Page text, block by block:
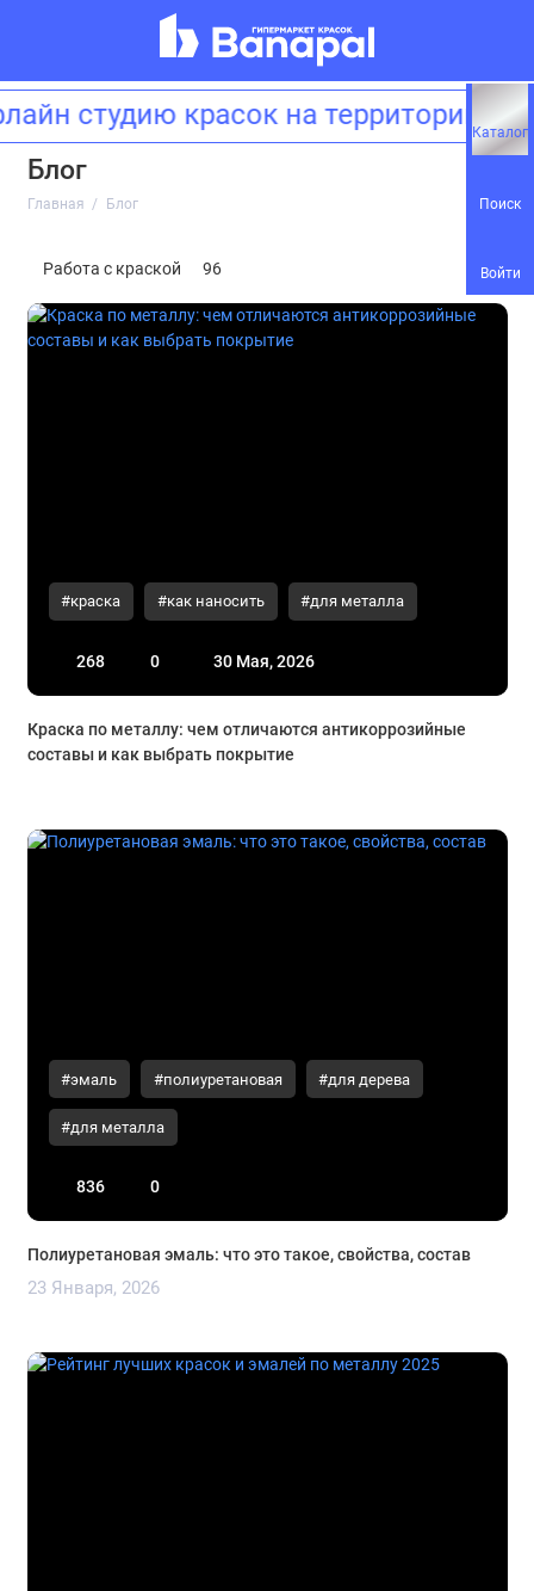
Каталог
Поиск
Войти
студию красок на
Блог
Главная Блог
Работа с краской 96
#краска #как наносить #для металла
268 0 30 Мая, 2026
Краска по металлу: чем отличаются антикоррозийные
составы и как выбрать покрытие
#эмаль #полиуретановая #для дерева
#для металла
836 0
Полиуретановая эмаль: что это такое, свойства, состав
23 Января, 2026